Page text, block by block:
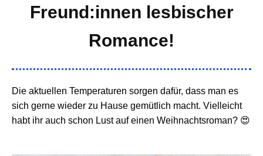
Freund:innen lesbischer
Romance!
Die aktuellen Temperaturen sorgen dafür, dass man es
sich gerne wieder zu Hause gemütlich macht. Vielleicht
habt ihr auch schon Lust auf einen Weihnachtsroman? 😍